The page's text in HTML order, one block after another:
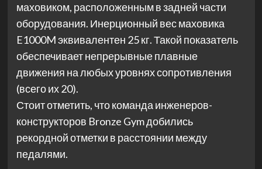
маховиком, расположенным в задней части
оборудования. Инерционный вес маховика
E1000M эквивалентен 25 кг. Такой показатель
обеспечивает непрерывные плавные
движения на любых уровнях сопротивления
(всего их 20).
Стоит отметить, что команда инженеров-
конструкторов Bronze Gym добились
рекордной отметки в расстоянии между
педалями.